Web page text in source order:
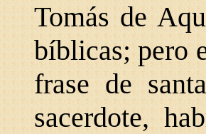
Tomás de
bíblicas; pero
frase de
sacerdote,